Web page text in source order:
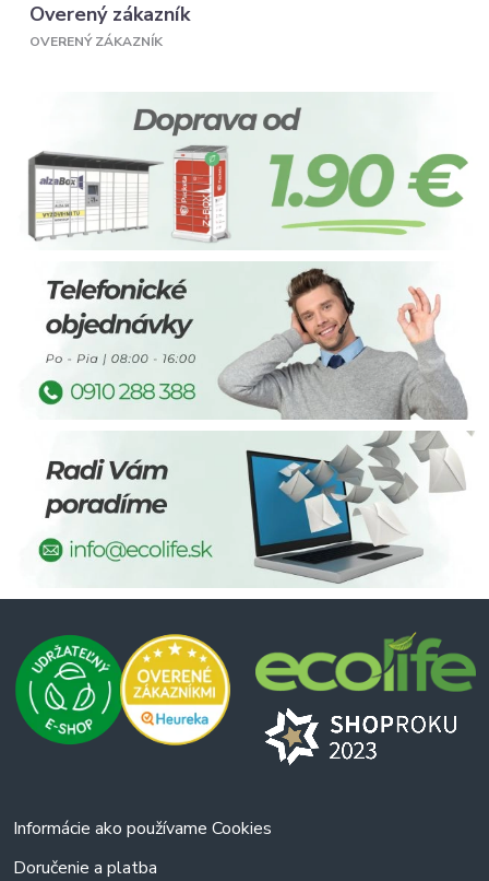
Overený zákazník
OVERENÝ ZÁKAZNÍK
Informácie ako používame Cookies
Doručenie a platba